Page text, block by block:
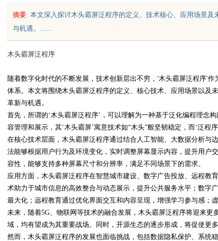
uz
!
摘要: 本文深入探讨木头霸屏泛程序的定义、技术核心、应用场景
与机遇。......
木头霸屏泛程序
随着数字化时代的不断发展，技术创新层出不穷，'木头霸屏泛程序'
体系。本文将围绕木头霸屏泛程序的定义、核心技术、应用场景以及
革新与机遇。
首先，所谓的‘木头霸屏泛程序’，可以理解为一种基于泛化编程理念
容管理和展示，其‘木头霸屏’寓意技术如“木头”般坚韧稳定，而‘泛程
在核心技术层面，木头霸屏泛程序通过结合人工智能、大数据分析与
法能够根据用户行为及环境变化，实时调整屏幕显示内容，提升用户
容性，能够支持多种屏幕尺寸和分辨率，满足不同场景下的需求。
应用方面，木头霸屏泛程序在智慧城市建设、数字广告投放、远程教
术助力于城市信息的高效整合与动态展示，提升公共服务水平；数字
最大化；远程教育通过优化界面交互和内容呈现，增强学习参与感；
未来，随着5G、物联网等技术的融合发展，木头霸屏泛程序将迎来
域，均有望成为其重要战场。同时，开源生态的逐步形成，将促使更
然而，木头霸屏泛程序的发展也面临挑战，包括数据隐私保护、系统
实验室，标准化研